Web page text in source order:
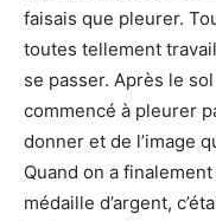
faisais que pleurer.
toutes tellement
se passer. Après le
commencé à pleurer
donner et de l’image
Quand on a
médaille d’argent,